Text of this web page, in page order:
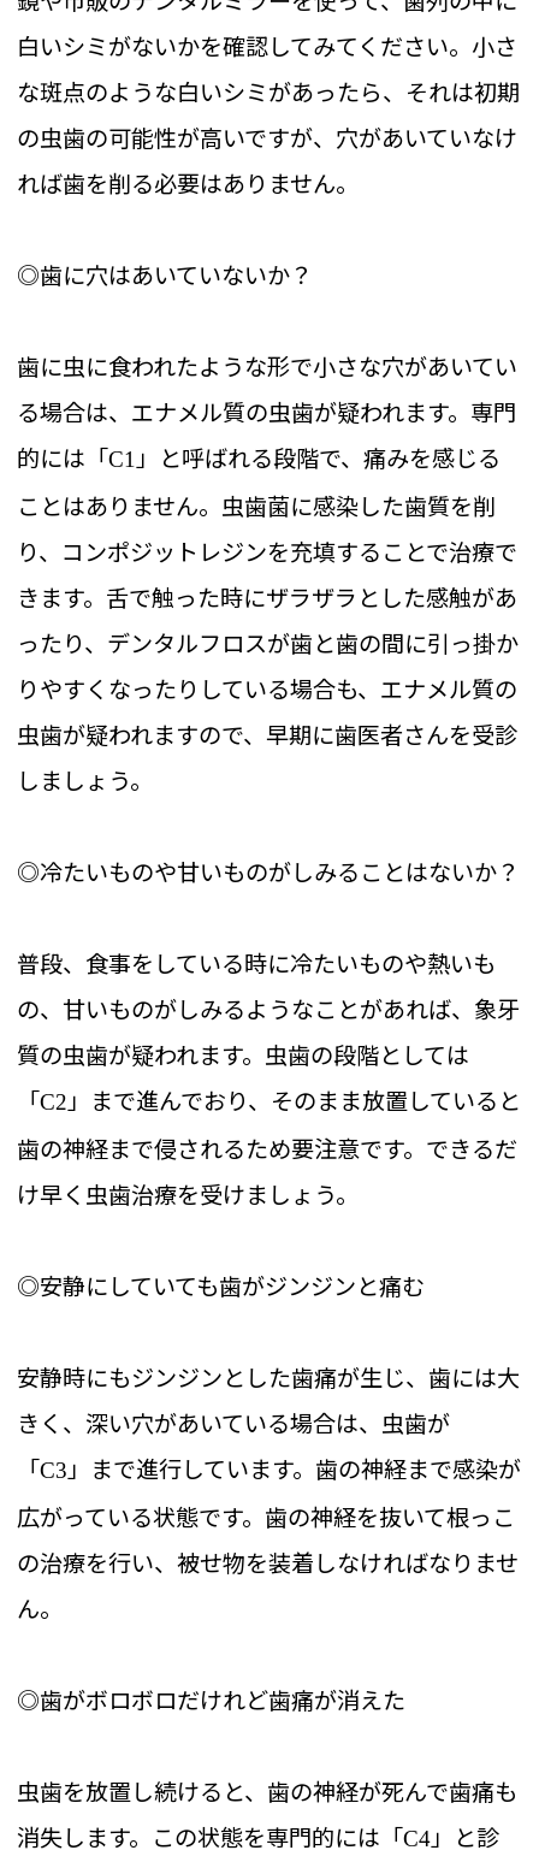
白いシミがないかを確認してみてください。小さ
な斑点のような白いシミがあったら、それは初期
の虫歯の可能性が高いですが、穴があいていなけ
れば歯を削る必要はありません。
◎歯に穴はあいていないか？
歯に虫に食われたような形で小さな穴があいてい
る場合は、エナメル質の虫歯が疑われます。専門
的には「C1 」と呼ばれる段階で、痛みを感じる
ことはありません。虫歯菌に感染した歯質を削
り、コンポジットレジンを充填することで治療で
きます。舌で触った時にザラザラとした感触があ
ったり、デンタルフロスが歯と歯の間に引っ掛か
りやすくなったりしている場合も、エナメル質の
虫歯が疑われますので、早期に歯医者さんを受診
しましょう。
◎冷たいものや甘いものがしみることはないか？
普段、食事をしている時に冷たいものや熱いも
の、甘いものがしみるようなことがあれば、象牙
質の虫歯が疑われます。虫歯の段階としては
「C2」まで進んでおり、そのまま放置していると
歯の神経まで侵されるため要注意です。できるだ
け早く虫歯治療を受けましょう。
◎安静にしていても歯がジンジンと痛む
安静時にもジンジンとした歯痛が生じ、歯には大
きく、深い穴があいている場合は、虫歯が
「C3」まで進行しています。歯の神経まで感染が
広がっている状態です。歯の神経を抜いて根っこ
の治療を行い、被せ物を装着しなければなりませ
ん。
◎歯がボロボロだけれど歯痛が消えた
虫歯を放置し続けると、歯の神経が死んで歯痛も
消失します。この状態を専門的には「C4」と診